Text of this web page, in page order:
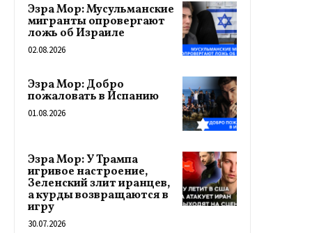
Эзра Мор: Мусульманские
мигранты опровергают
ложь об Израиле
02.08.2026
Эзра Мор: Добро
пожаловать в Испанию
01.08.2026
Эзра Мор: У Трампа
игривое настроение,
Зеленский злит иранцев,
а курды возвращаются в
игру
30.07.2026